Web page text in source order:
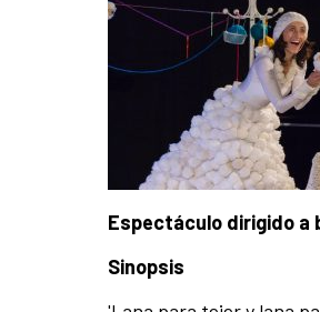
Espectáculo dirigido a
Sinopsis